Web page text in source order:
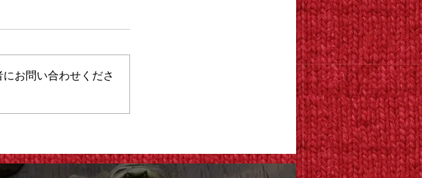
年末年始、クラブイベントの
お問い合わせくださ